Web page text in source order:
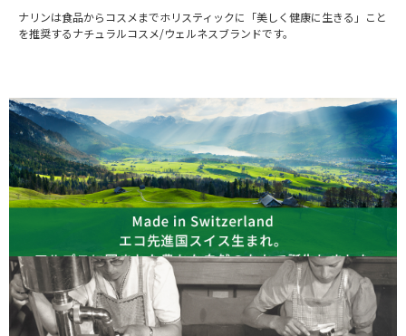
ナリンは食品からコスメまでホリスティックに「美しく健康に生きる」こと
を推奨するナチュラルコスメ/ウェルネスブランドです。